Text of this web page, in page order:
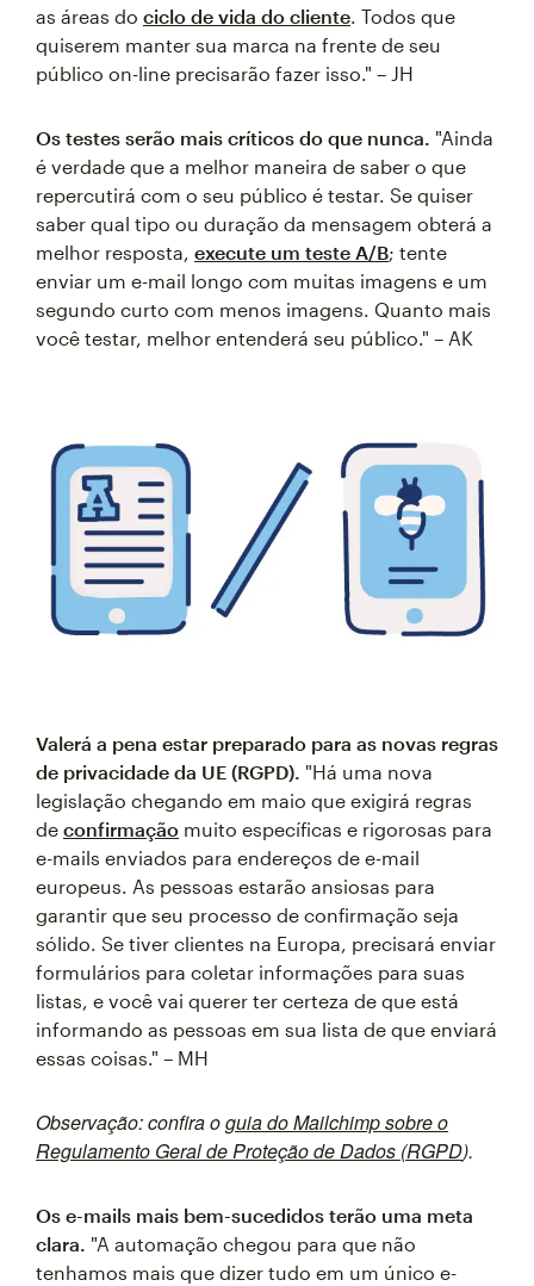
as áreas do ciclo de vida do cliente. Todos que
quiserem manter sua marca na frente de seu
público on-line precisarão fazer isso." – JH
Os testes serão mais críticos do que nunca. "Ainda
é verdade que a melhor maneira de saber o que
repercutirá com o seu público é testar. Se quiser
saber qual tipo ou duração da mensagem obterá a
melhor resposta, execute um teste A/B; tente
enviar um e-mail longo com muitas imagens e um
segundo curto com menos imagens. Quanto mais
você testar, melhor entenderá seu público." – AK
Valerá a pena estar preparado para as novas regras
de privacidade da UE (RGPD). "Há uma nova
legislação chegando em maio que exigirá regras
de confirmação muito específicas e rigorosas para
e-mails enviados para endereços de e-mail
europeus. As pessoas estarão ansiosas para
garantir que seu processo de confirmação seja
sólido. Se tiver clientes na Europa, precisará enviar
formulários para coletar informações para suas
listas, e você vai querer ter certeza de que está
informando as pessoas em sua lista de que enviará
essas coisas." – MH
Observação:confira oguia do Mailchimp sobre o
Regulamento Geral de Proteção de Dados (RGPD).
Os e-mails mais bem-sucedidos terão uma meta
clara. "A automação chegou para que não
tenhamos mais que dizer tudo em um único e-